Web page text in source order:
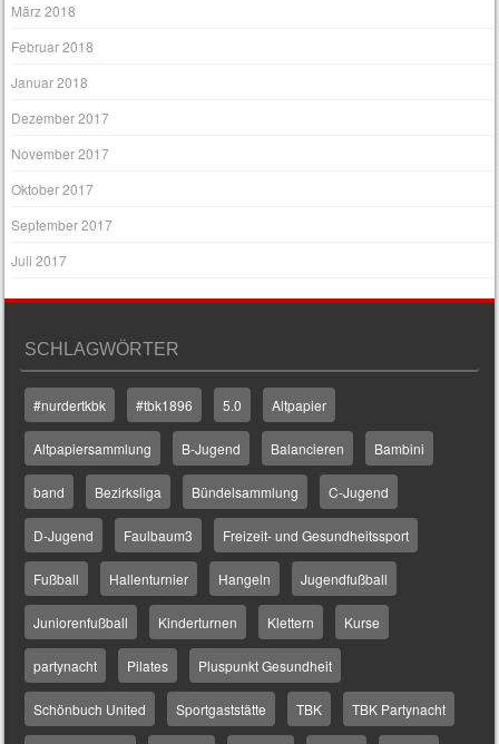
März 2018
Februar 2018
Januar 2018
Dezember 2017
November 2017
Oktober 2017
September 2017
Juli 2017
SCHLAGWÖRTER
#nurdertkbk #tbk1896 5.0 Altpapier
Altpapiersammlung B-Jugend Balancieren Bambini
band Bezirksliga Bündelsammlung C-Jugend
D-Jugend Faulbaum3 Freizeit- und Gesundheitssport
Fußball Hallenturnier Hangeln Jugendfußball
Juniorenfußball Kinderturnen Klettern Kurse
partynacht Pilates Pluspunkt Gesundheit
Schönbuch United Sportgaststätte TBK TBK Partynacht